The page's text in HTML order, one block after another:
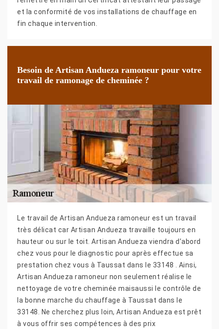
et la conformité de vos installations de chauffage en
fin chaque intervention.
Besoin de Artisan Andueza ramoneur pour votre
travail de ramonage de cheminée ?
Le travail de Artisan Andueza ramoneur est un travail
très délicat car Artisan Andueza travaille toujours en
hauteur ou sur le toit. Artisan Andueza viendra d’abord
chez vous pour le diagnostic pour après effectue sa
prestation chez vous à Taussat dans le 33148 . Ainsi,
Artisan Andueza ramoneur non seulement réalise le
nettoyage de votre cheminée maisaussi le contrôle de
la bonne marche du chauffage à Taussat dans le
33148. Ne cherchez plus loin, Artisan Andueza est prêt
à vous offrir ses compétences à des prix